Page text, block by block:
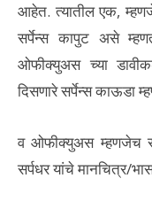
आहेत. त्यातील एक,
सर्पेन्स कापुट असे
ओफीक्युअस च्या
दिसणारे सर्पेन्स काऊडा
व ओफीक्युअस म्हणजेच
सर्पधर यांचे मानचित्र/